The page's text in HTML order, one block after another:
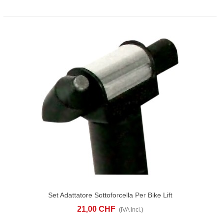
Set Adattatore Sottoforcella Per Bike Lift
FS-10
21,00 CHF (IVA incl.)